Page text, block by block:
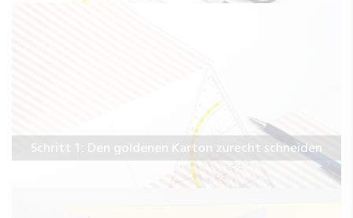
Schritt 1: Den goldenen Karton zurecht schneiden